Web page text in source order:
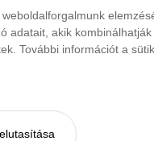
adatait, akik
További információt a
KÉSZLETEN